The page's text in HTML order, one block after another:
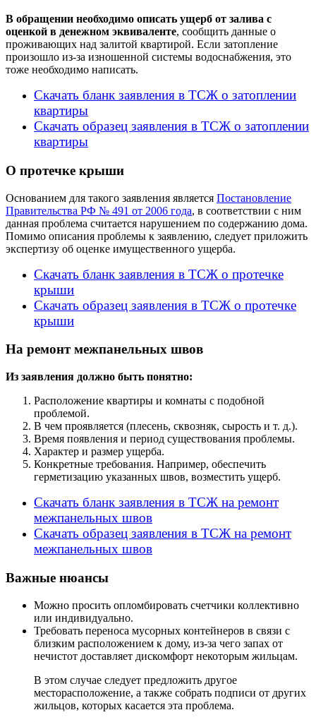
В обращении необходимо описать ущерб от залива с
оценкой в денежном эквиваленте, сообщить данные о
проживающих над залитой квартирой. Если затопление
произошло из-за изношенной системы водоснабжения, это
тоже необходимо написать.
Скачать бланк заявления в ТСЖ о затоплении
квартиры
Скачать образец заявления в ТСЖ о затоплении
квартиры
О протечке крыши
Основанием для такого заявления является Постановление
Правительства РФ № 491 от 2006 года, в соответствии с ним
данная проблема считается нарушением по содержанию дома.
Помимо описания проблемы к заявлению, следует приложить
экспертизу об оценке имущественного ущерба.
Скачать бланк заявления в ТСЖ о протечке
крыши
Скачать образец заявления в ТСЖ о протечке
крыши
На ремонт межпанельных швов
Из заявления должно быть понятно:
Расположение квартиры и комнаты с подобной
проблемой.
В чем проявляется (плесень, сквозняк, сырость и т. д.).
Время появления и период существования проблемы.
Характер и размер ущерба.
Конкретные требования. Например, обеспечить
герметизацию указанных швов, возместить ущерб.
Скачать бланк заявления в ТСЖ на ремонт
межпанельных швов
Скачать образец заявления в ТСЖ на ремонт
межпанельных швов
Важные нюансы
Можно просить опломбировать счетчики коллективно
или индивидуально.
Требовать переноса мусорных контейнеров в связи с
близким расположением к дому, из-за чего запах от
нечистот доставляет дискомфорт некоторым жильцам.
В этом случае следует предложить другое
месторасположение, а также собрать подписи от других
жильцов, которых касается эта проблема.